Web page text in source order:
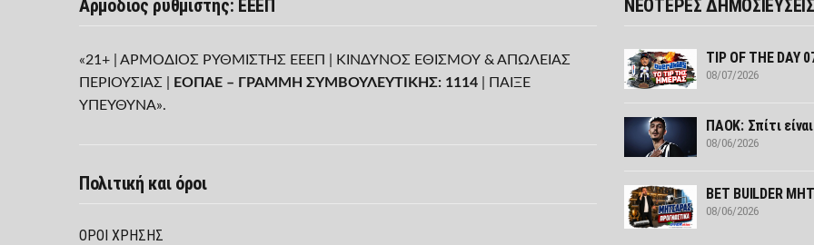
Αρμόδιος ρυθμιστής: ΕΕΕΠ
«21+ | ΑΡΜΟΔΙΟΣ ΡΥΘΜΙΣΤΗΣ ΕΕΕΠ | ΚΙΝΔΥΝΟΣ ΕΘΙΣΜΟΥ & ΑΠΩΛΕΙΑΣ
ΠΕΡΙΟΥΣΙΑΣ |
ΕΟΠΑΕ – ΓΡΑΜΜΗ ΣΥΜΒΟΥΛΕΥΤΙΚΗΣ: 1114 | ΠΑΙΞΕ
ΥΠΕΥΘΥΝΑ».
Πολιτική και όροι
ΌΡΟΙ ΧΡΉΣΗΣ
ΝΕΟΤΕΡΕΣ ΔΗΜΟΣΙΕΥΣΕΙΣ
TIP OF THE DAY
08/07/2026
ΠΑΟΚ: Σπίτι
08/06/2026
ΒΕΤ BUILDER
08/06/2026